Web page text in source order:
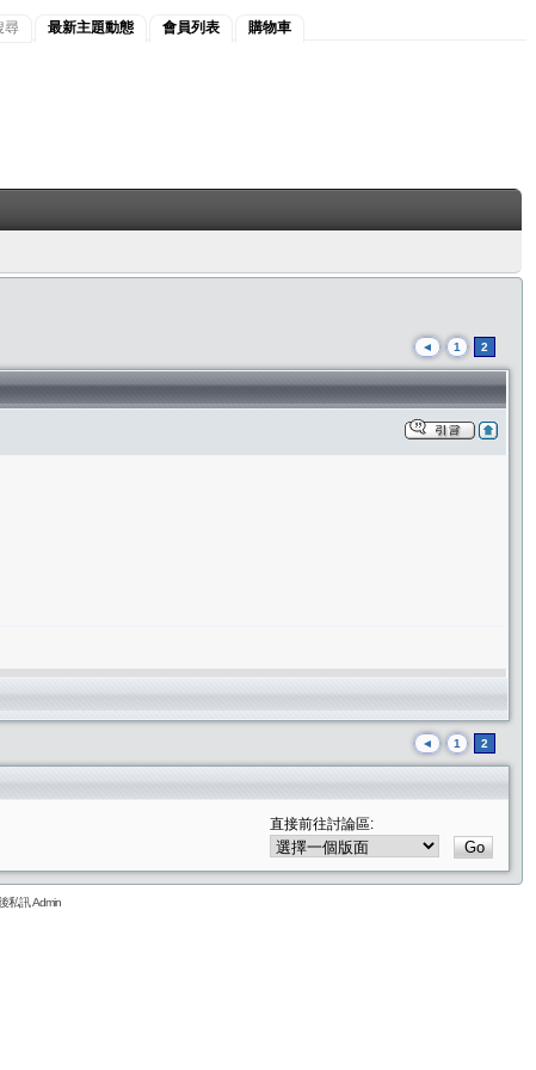
尋 最新主題動態 會員列表 購物車
◄ 1 2
◄ 1 2
直接前往討論區:
私訊 Admin